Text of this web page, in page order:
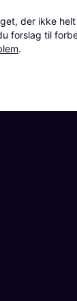
der ikke
forslag til
.